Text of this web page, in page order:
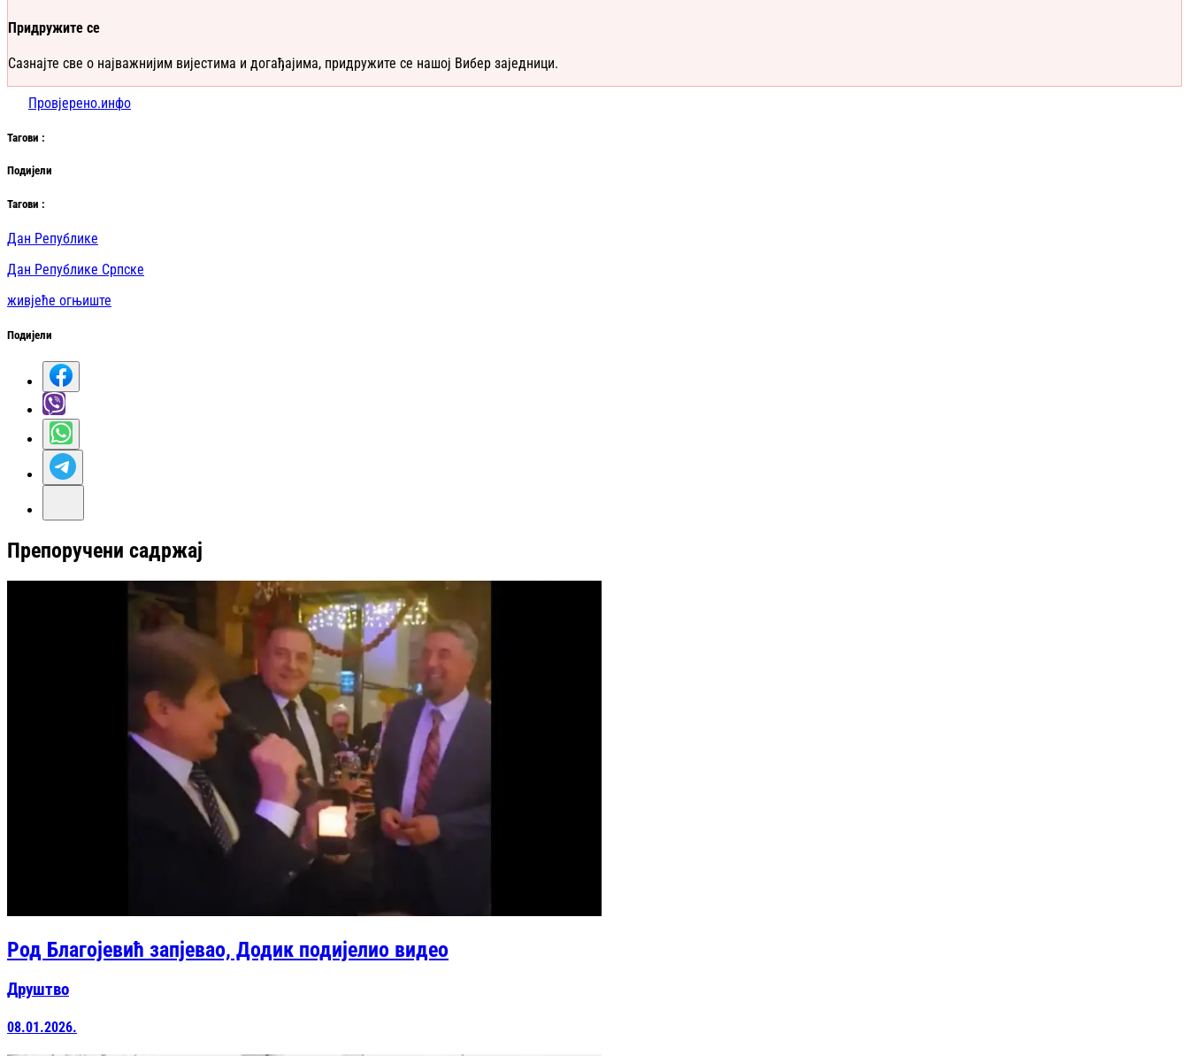
Придружите се
Сазнајте све о најважнијим вијестима и догађајима, придружите се нашој Вибер заједници.
Провјерено.инфо
Тагови :
Подијели
Тагови :
Дан Републике
Дан Републике Српске
живјеће огњиште
Подијели
Препоручени садржај
Род Благојевић запјевао, Додик подијелио видео
Друштво
08.01.2026.